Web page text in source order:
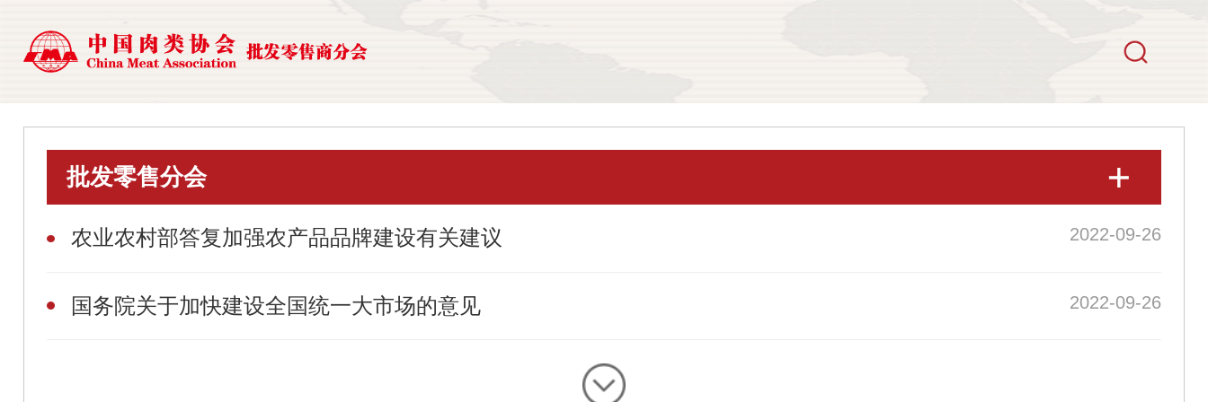
批发零售分会
农业农村部答复加强农产品品牌建设有关建议 2022-09-26
国务院关于加快建设全国统一大市场的意见 2022-09-26